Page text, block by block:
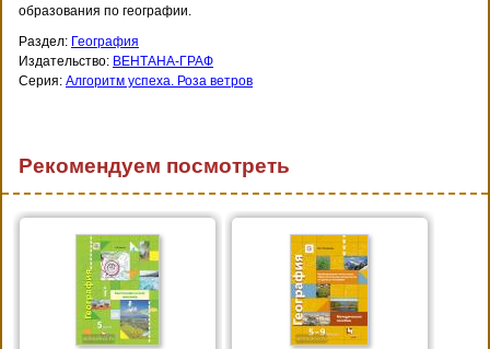
образования по географии.
Раздел: География
Издательство: ВЕНТАНА-ГРАФ
Серия: Алгоритм успеха. Роза ветров
Рекомендуем посмотреть